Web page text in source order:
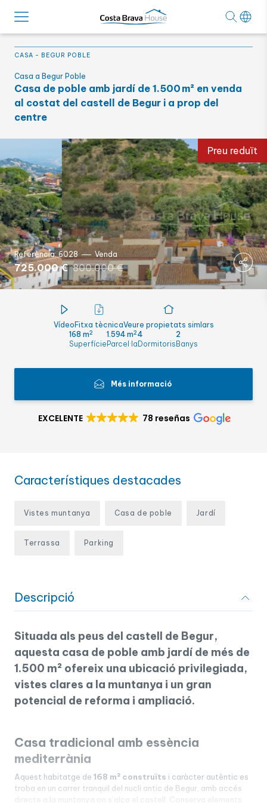
CASA - BEGUR POBLE
Casa a Begur Poble
Casa de poble amb jardí de 1.500 m² en venda
al costat del castell de Begur i a prop del
centre
Preu reduït
Referència: 6028 Venda
725.000 € 800.000 €
Vídeo Fitxa tècnicaVeure propietats simlars
168 m2
Superfície
1.594 m2
Parcel·la
4
Dormitoris
2
Banys
Més informació
EXCELENTE 78 reseñas
Característiques destacades
Vistes muntanya Casa de poble Jardí
Terrassa Parking
Descripció
Situada als peus del castell de Begur,
aquesta casa de poble amb jardí de més de
1.500 m² ofereix una ubicació privilegiada,
vistes clares a la muntanya i un gran
potencial de reforma i ampliació.
Casa tradicional amb essència
mediterrània
Aquest habitatge de 168 m² construïts i caràcter autèntic es
troba en un carrer tranquil del nucli antic de Begur, amb accés
directe a la muntanya on s’alça el castell. Conserva elements